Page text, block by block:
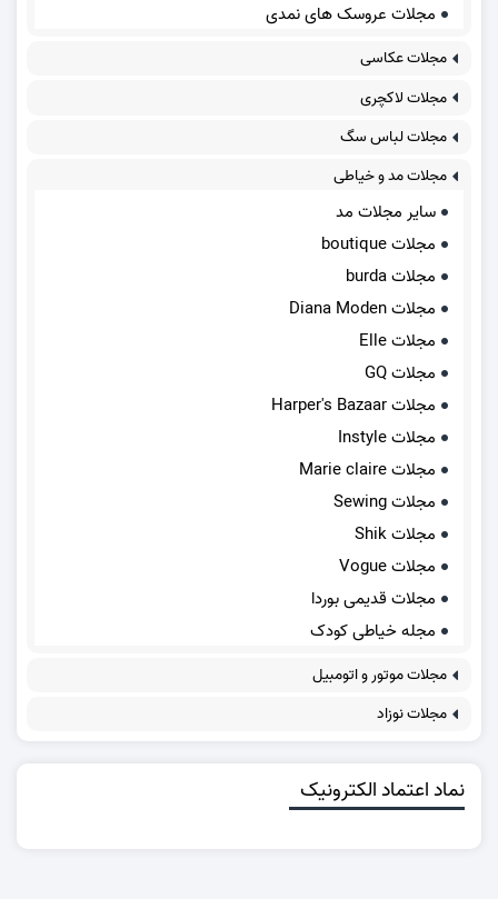
مجلات عروسک های نمدی
مجلات عکاسی
مجلات لاکچری
مجلات لباس سگ
مجلات مد و خیاطی
سایر مجلات مد
مجلات boutique
مجلات burda
مجلات Diana Moden
مجلات Elle
مجلات GQ
مجلات Harper's Bazaar
مجلات Instyle
مجلات Marie claire
مجلات Sewing
مجلات Shik
مجلات Vogue
مجلات قدیمی بوردا
مجله خیاطی کودک
مجلات موتور و اتومبیل
مجلات نوزاد
نماد اعتماد الکترونیک